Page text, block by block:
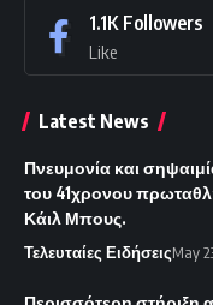
1.1K Followers
Like
Latest News
Πνευμονία και
του 41χρονου
Κάιλ Μπους.
Τελευταίες ΕιδήσειςMay